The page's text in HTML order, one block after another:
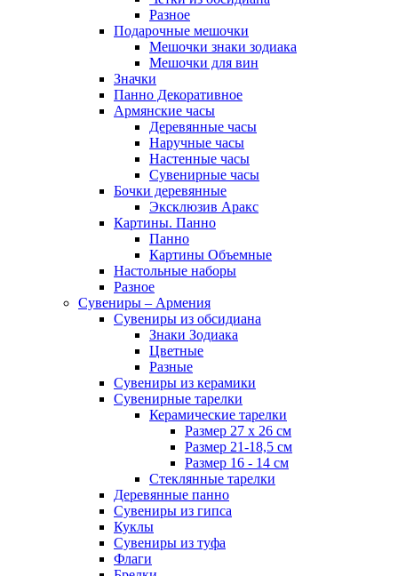
Разное
Подарочные мешочки
Мешочки знаки зодиака
Мешочки для вин
Значки
Панно Декоративное
Армянские часы
Деревянные часы
Наручные часы
Настенные часы
Сувенирные часы
Бочки деревянные
Эксклюзив Аракс
Картины. Панно
Панно
Картины Объемные
Настольные наборы
Разное
Сувениры – Армения
Сувениры из обсидиана
Знаки Зодиака
Цветные
Разные
Сувениры из керамики
Сувенирные тарелки
Керамические тарелки
Размер 27 х 26 см
Размер 21-18,5 см
Размер 16 - 14 см
Стеклянные тарелки
Деревянные панно
Сувениры из гипса
Куклы
Сувениры из туфа
Флаги